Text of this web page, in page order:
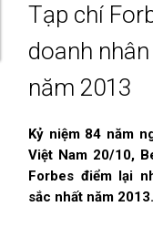
Tạp chí
doanh
năm 2013
Kỷ niệm 84 năm
Việt Nam 20/10,
Forbes điểm lại
sắc nhất năm 2013.